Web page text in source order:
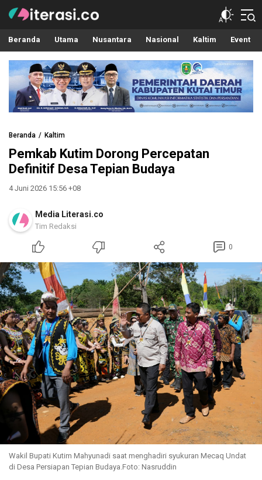
Literasi.co
Pilar Informasi
Beranda Utama Nusantara Nasional Kaltim Event
Beranda Kaltim
Pemkab Kutim Dorong Percepatan
Definitif Desa Tepian Budaya
4 Juni 2026 15:56 +08
Media Literasi.co
Tim Redaksi
0
Wakil Bupati Kutim Mahyunadi saat menghadiri syukuran Mecaq Undat
di Desa Persiapan Tepian Budaya.Foto: Nasruddin